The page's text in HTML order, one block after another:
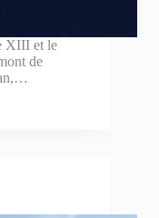
XIII et le
de